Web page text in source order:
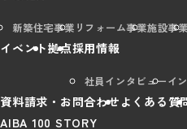
新築住宅事業 リフォーム事業施設事業
イベント拠点採用情報
社員インタビューイ
資料請求・お問合わせ よくある質
AIBA 100 STORY